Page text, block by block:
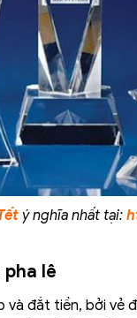
ý nghĩa nhất tại:
lê
đắt tiền, bởi vẻ